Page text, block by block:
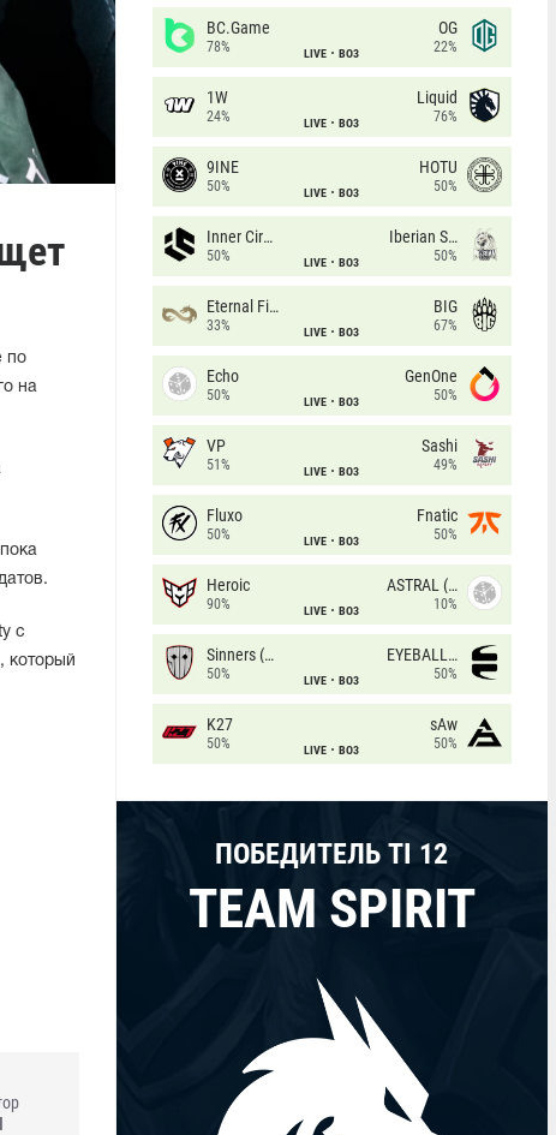
по
на
с
который
BC.Game
78% LIVE BO3
OG
22%
1W
24% LIVE BO3
Liquid
76%
9INE
50% LIVE BO3
HOTU
50%
Inner Circle
50% LIVE BO3
Iberian Soul
50%
Eternal Fire
33% LIVE BO3
BIG
67%
Echo
50% LIVE BO3
GenOne
50%
VP
51% LIVE BO3
Sashi
49%
Fluxo
50% LIVE BO3
Fnatic
50%
Heroic
90% LIVE BO3
ASTRAL (LT)
10%
Sinners (CZ)
50% LIVE BO3
EYEBALLERS
50%
K27
50% LIVE BO3
sAw
50%
ПОБЕДИТЕЛЬ TI 12
TEAM SPIRIT